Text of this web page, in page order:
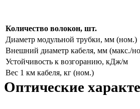
Количество волокон, шт.
Диаметр модульной трубки, мм (ном.)
Внешний диаметр кабеля, мм (макс./
Устойчивость к возгоранию, кДж/м
Вес 1 км кабеля, кг (ном.)
Оптические